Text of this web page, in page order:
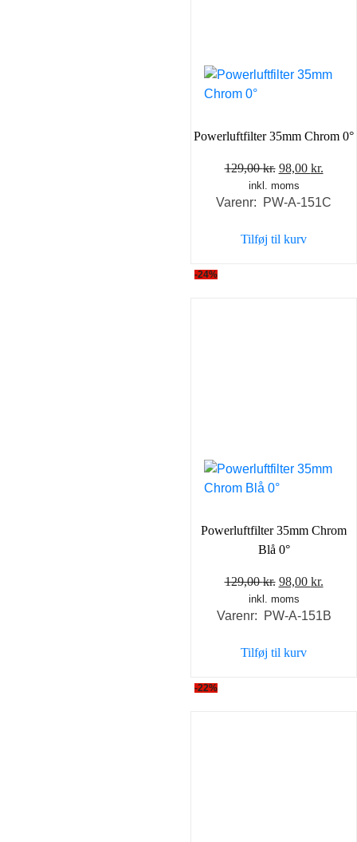
Powerluftfilter 35mm Chrom 0°
129,00kr. Den
oprindelige
pris
129,00 kr..
98,00 kr.
pris
inkl. moms
Varenr: PW-A-151C
Tilføj til kurv
-24%
Powerluftfilter 35mm Chrom
Blå 0°
129,00kr. Den
oprindelige
pris
129,00 kr..
98,00 kr.
pris
inkl. moms
Varenr: PW-A-151B
Tilføj til kurv
-22%